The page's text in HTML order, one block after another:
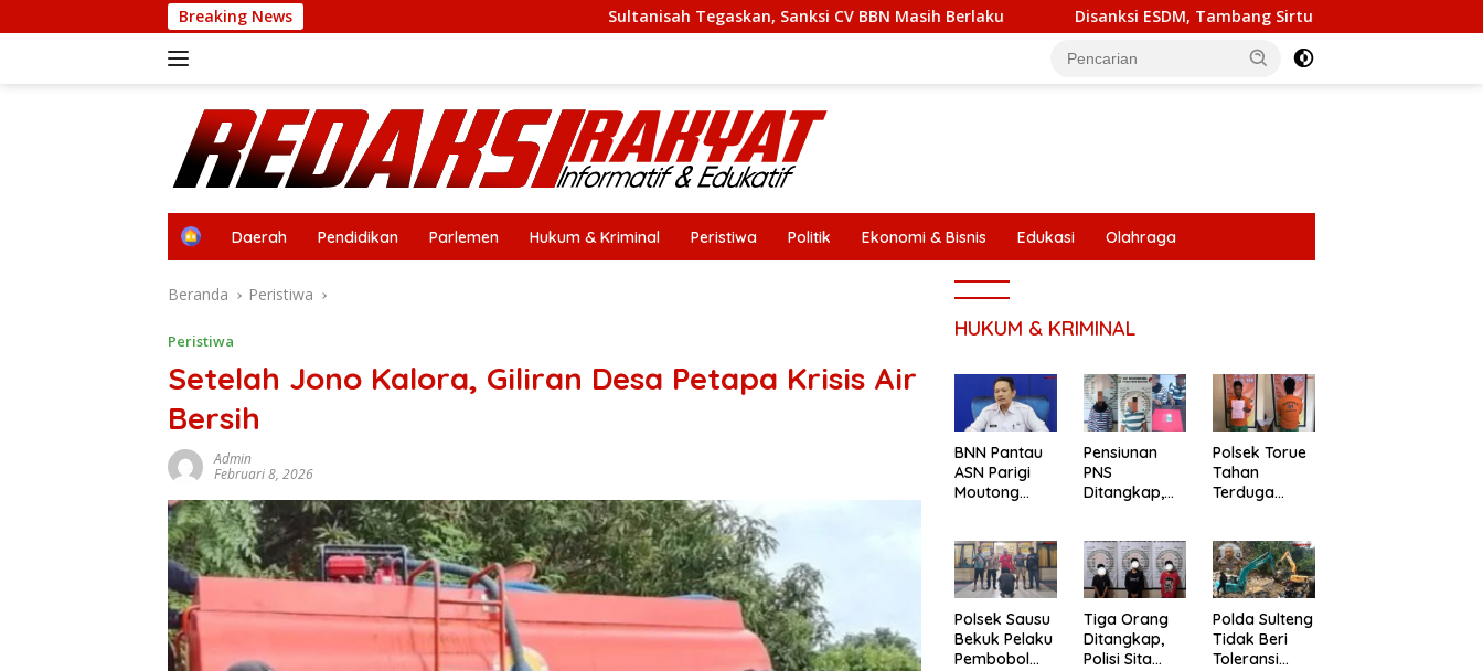
ke
Breaking News Sultanisah Tegaskan, Sanksi CV BBN Masih Berlaku Disanksi ESDM, Tambang Sirtu Baliara Tetap Beroperasi
H
e
Daerah Pendidikan Parlemen Hukum & Kriminal Peristiwa Politik Ekonomi & Bisnis Edukasi Olahraga
Beranda Peristiwa
Peristiwa
Setelah Jono Kalora, Giliran Desa Petapa Krisis Air
Bersih
Admin
Februari 8, 2026
HUKUM & KRIMINAL
BNN Pantau
ASN Parigi
Moutong
Pensiunan
PNS
Ditangkap,
Narkotika
Polsek Torue
Tahan
Terduga
Polsek Sausu
Bekuk Pelaku
Pembobol
Tiga Orang
Ditangkap,
Polisi Sita
Polda Sulteng
Tidak Beri
Toleransi